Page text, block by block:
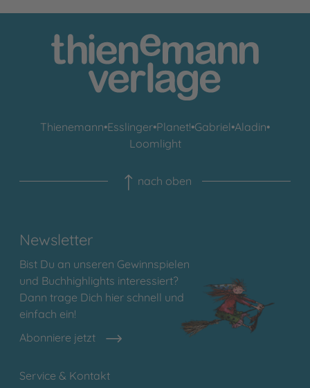
Thienemann•Esslinger•Planet!•Gabriel•Aladin•
Loomlight
nach oben
Newsletter
Bist Du an unseren Gewinnspielen
und Buchhighlights interessiert?
Dann trage Dich hier schnell und
einfach ein!
Abonniere jetzt
Service & Kontakt